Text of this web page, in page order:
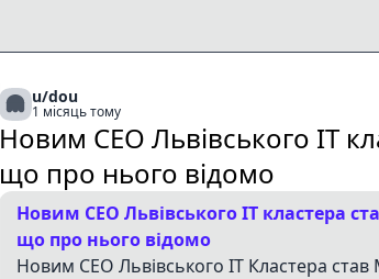
u/dou
1 місяць тому
Новим СЕО Львівського ІТ
що про нього відомо
Новим СЕО Львівського ІТ кластера
що про нього відомо
Новим CEO Львівського IT Кластера